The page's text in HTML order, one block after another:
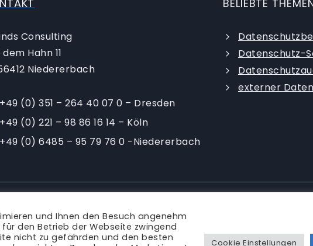
Consulting
Hahn 11
Niedererbach
+49 (0) 351 – 264 40 07 0 – Dresden
+49 (0) 221 – 98 86 16 14 – Köln
+49 (0) 6485 – 95 79 76 0 -Niedererbach
BELIEBTE
Datenschutz-
externer
Blog| Karriere Impressum
und Ihnen den Besuch angenehm
den Betrieb der Webseite zwingend
nicht zu gefährden und den besten
Cookie Einstellungen